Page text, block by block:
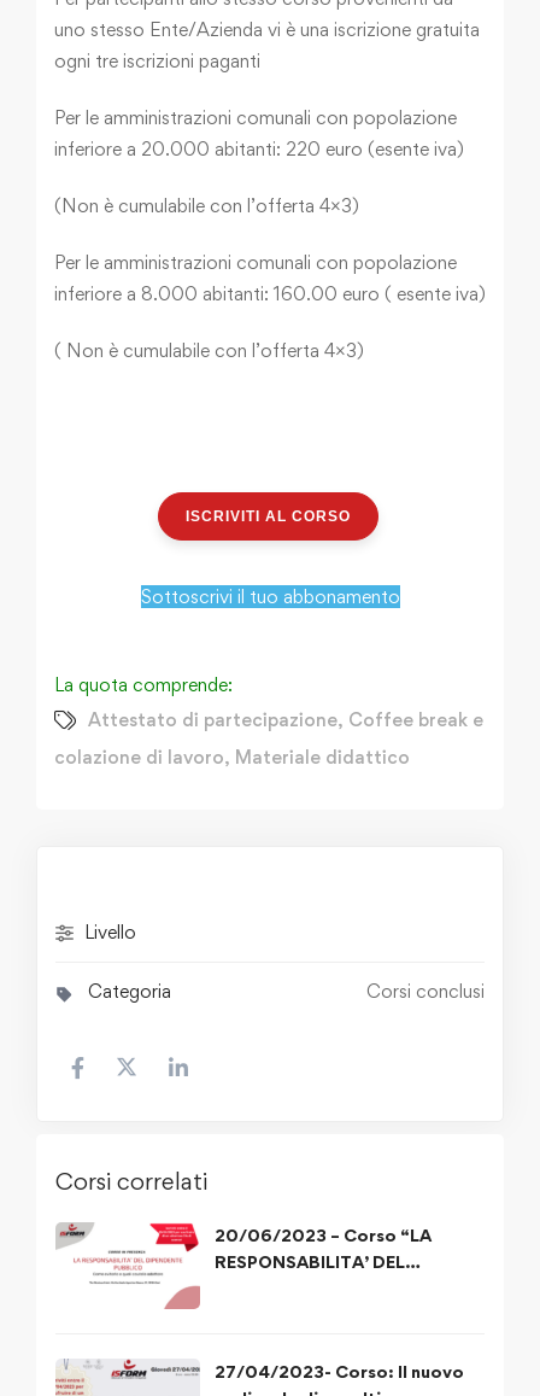
uno stesso Ente/Azienda vi è una iscrizione gratuita
ogni tre iscrizioni paganti
Per le amministrazioni comunali con popolazione
inferiore a 20.000 abitanti: 220 euro (esente iva)
(Non è cumulabile con l’offerta 4×3)
Per le amministrazioni comunali con popolazione
inferiore a 8.000 abitanti: 160.00 euro ( esente iva)
( Non è cumulabile con l’offerta 4×3)
ISCRIVITI AL CORSO
Sottoscrivi il tuo abbonamento
La quota comprende:
Attestato di partecipazione, Coffee break e
colazione di lavoro, Materiale didattico
Livello
Categoria Corsi conclusi
Corsi correlati
20/06/2023 – Corso “LA
RESPONSABILITA’ DEL
27/04/2023- Corso: Il nuovo